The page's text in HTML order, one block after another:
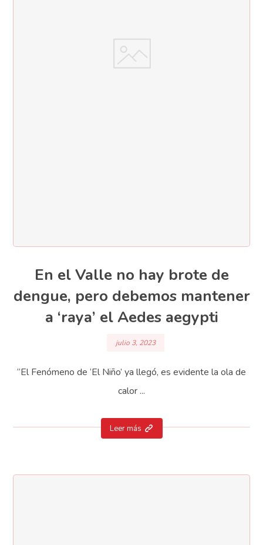
En el Valle no hay brote de
dengue, pero debemos mantener
a ‘raya’ el Aedes aegypti
julio 3, 2023
“El Fenómeno de ‘El Niño’ ya llegó, es evidente la ola de
calor ...
Leer más